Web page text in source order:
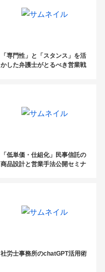
「専門性」と「スタンス」を活
かした弁護士がとるべき営業戦
「低単価・仕組化」民事信託の
商品設計と営業手法公開セミナ
社労士事務所のchatGPT活用術